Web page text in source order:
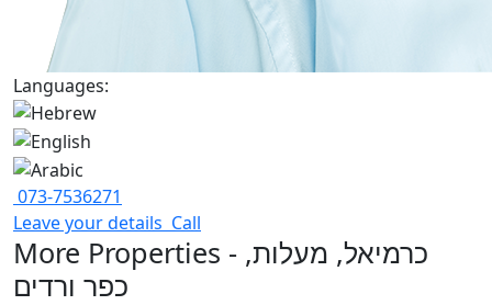
Languages:
073-7536271
Leave your details Call
More Properties - כרמיאל, מעלות,
כפר ורדים